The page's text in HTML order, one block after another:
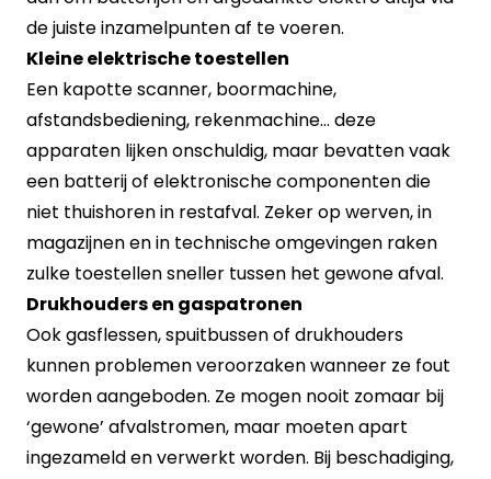
de juiste inzamelpunten af te voeren.
Kleine elektrische toestellen
Een kapotte scanner, boormachine,
afstandsbediening, rekenmachine… deze
apparaten lijken onschuldig, maar bevatten vaak
een batterij of elektronische componenten die
niet thuishoren in restafval. Zeker op werven, in
magazijnen en in technische omgevingen raken
zulke toestellen sneller tussen het gewone afval.
Drukhouders en gaspatronen
Ook gasflessen, spuitbussen of drukhouders
kunnen problemen veroorzaken wanneer ze fout
worden aangeboden. Ze mogen nooit zomaar bij
‘gewone’ afvalstromen, maar moeten apart
ingezameld en verwerkt worden. Bij beschadiging,